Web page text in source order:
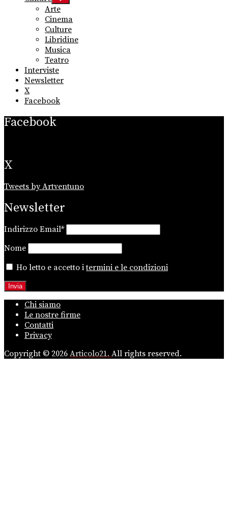
sub
menu
Arte
Cinema
Culture
Libridine
Musica
Teatro
Interviste
Newsletter
X
Facebook
Facebook
X
Tweets by Artventuno
Newsletter
Indirizzo Email*
Nome
Ho letto e accetto itermini e le condizioni
Chi siamo
Le nostre firme
Contatti
Privacy
Copyright © 2026 Articolo21. All rights reserved.